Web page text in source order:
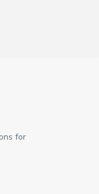
for